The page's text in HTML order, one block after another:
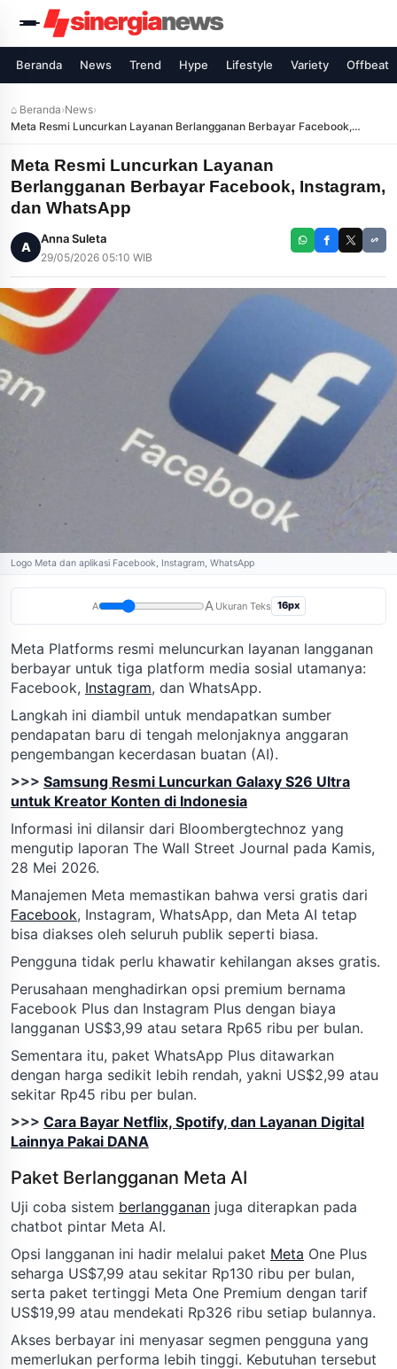
Beranda News Trend Hype Lifestyle Variety Offbeat
⌂ Beranda›News›
Meta Resmi Luncurkan Layanan Berlangganan Berbayar Facebook,
Instagram, dan WhatsApp
Meta Resmi Luncurkan Layanan
Berlangganan Berbayar Facebook, Instagram,
dan WhatsApp
A
Anna Suleta
29/05/2026 05:10 WIB
Logo Meta dan aplikasi Facebook, Instagram, WhatsApp
A A Ukuran Teks 16px
Meta Platforms resmi meluncurkan layanan langganan
berbayar untuk tiga platform media sosial utamanya:
Facebook, Instagram, dan WhatsApp.
Langkah ini diambil untuk mendapatkan sumber
pendapatan baru di tengah melonjaknya anggaran
pengembangan kecerdasan buatan (AI).
>>> Samsung Resmi Luncurkan Galaxy S26 Ultra
untuk Kreator Konten di Indonesia
Informasi ini dilansir dari Bloombergtechnoz yang
mengutip laporan The Wall Street Journal pada Kamis,
28 Mei 2026.
Manajemen Meta memastikan bahwa versi gratis dari
Facebook, Instagram, WhatsApp, dan Meta AI tetap
bisa diakses oleh seluruh publik seperti biasa.
Pengguna tidak perlu khawatir kehilangan akses gratis.
Perusahaan menghadirkan opsi premium bernama
Facebook Plus dan Instagram Plus dengan biaya
langganan US$3,99 atau setara Rp65 ribu per bulan.
Sementara itu, paket WhatsApp Plus ditawarkan
dengan harga sedikit lebih rendah, yakni US$2,99 atau
sekitar Rp45 ribu per bulan.
>>> Cara Bayar Netflix, Spotify, dan Layanan Digital
Lainnya Pakai DANA
Paket Berlangganan Meta AI
Uji coba sistem berlangganan juga diterapkan pada
chatbot pintar Meta AI.
Opsi langganan ini hadir melalui paket Meta One Plus
seharga US$7,99 atau sekitar Rp130 ribu per bulan,
serta paket tertinggi Meta One Premium dengan tarif
US$19,99 atau mendekati Rp326 ribu setiap bulannya.
Akses berbayar ini menyasar segmen pengguna yang
memerlukan performa lebih tinggi. Kebutuhan tersebut